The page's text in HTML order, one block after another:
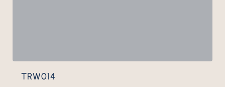
TRW014